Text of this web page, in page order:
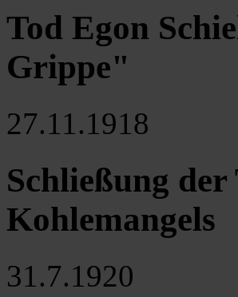
Tod Egon
Grippe"
27.11.1918
Schließung
Kohlemangels
31.7.1920